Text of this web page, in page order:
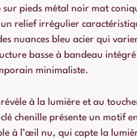
pieds métal noir mat
relief irrégulier
nuances bleu acier qui
basse à bandeau intégré
minimaliste.
révèle à la lumière et au
chenille présente un motif
à l’œil nu, qui capte la